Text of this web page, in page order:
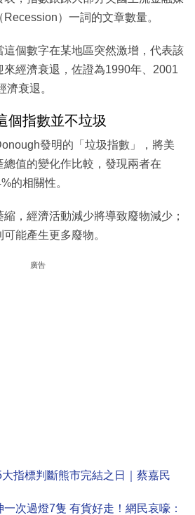
）一詞的文章數量。
這個數字在某地區突然激增，代表該
經濟衰退，佐證為1990年、2001
衰退。
個指數並不垃圾
發明的「垃圾指數」，將美
總值的變化作比較，發現兩者在
的相關性。
，經濟活動減少將導致廢物減少；
能產生更多廢物。
廣告
指標判斷熊市完結之日｜蔡嘉民
一次過燈7隻 有貨好走！網民哀嚎：